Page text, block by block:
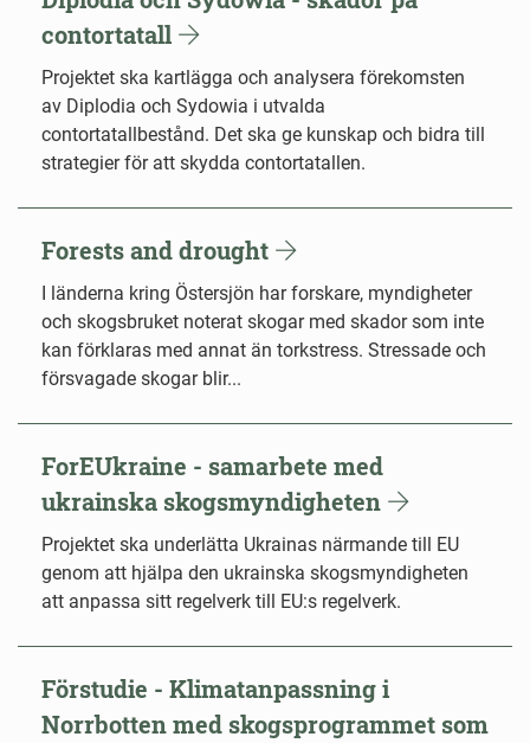
contortatall
Projektet ska kartlägga och analysera förekomsten
av Diplodia och Sydowia i utvalda
contortatallbestånd. Det ska ge kunskap och bidra till
strategier för att skydda contortatallen.
Forests and drought
I länderna kring Östersjön har forskare, myndigheter
och skogsbruket noterat skogar med skador som inte
kan förklaras med annat än torkstress. Stressade och
försvagade skogar blir...
ForEUkraine - samarbete med
ukrainska skogsmyndigheten
Projektet ska underlätta Ukrainas närmande till EU
genom att hjälpa den ukrainska skogsmyndigheten
att anpassa sitt regelverk till EU:s regelverk.
Förstudie - Klimatanpassning i
Norrbotten med skogsprogrammet som